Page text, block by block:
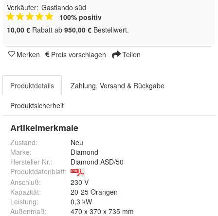
Verkäufer: Gastlando süd
100% positiv
10,00 € Rabatt ab 950,00 € Bestellwert.
Merken Preis vorschlagen Teilen
Produktdetails Zahlung, Versand & Rückgabe
Produktsicherheit
Artikelmerkmale
Zustand:
Neu
Marke:
Diamond
Hersteller Nr.:
Diamond ASD/50
Produktdatenblatt:
Anschluß:
230 V
Kapazität:
20-25 Orangen
Leistung:
0,3 kW
Außenmaß: 470 x 370 x 735 mm